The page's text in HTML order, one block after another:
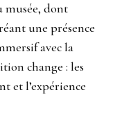
musée, dont
une présence
avec la
change : les
et l’expérience